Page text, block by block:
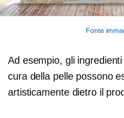
Fonte
Ad esempio, gli
cura della pelle possono
artisticamente dietro il